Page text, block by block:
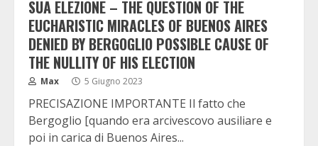
SUA ELEZIONE – THE QUESTION OF THE
EUCHARISTIC MIRACLES OF BUENOS AIRES
DENIED BY BERGOGLIO POSSIBLE CAUSE OF
THE NULLITY OF HIS ELECTION
Max 5 Giugno 2023
PRECISAZIONE IMPORTANTE Il fatto che
Bergoglio [quando era arcivescovo ausiliare e
poi in carica di Buenos Aires...